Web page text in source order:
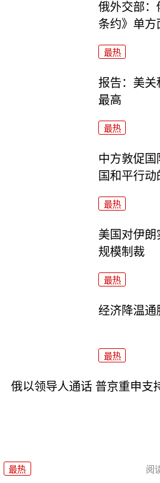
俄外交部：
条约》单方
最热
报告：美
最高
最热
中方敦促
国和平行动
最热
美国对伊
规模制裁
最热
经济降温通
最热
俄以领导人通话 普京重申支
最热 阅